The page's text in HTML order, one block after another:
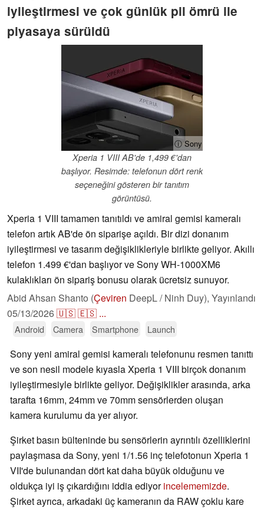
iyileştirmesi ve çok günlük pil ömrü ile
piyasaya sürüldü
ⓘ Sony
Xperia 1 VIII AB'de 1,499 €'dan
başlıyor. Resimde: telefonun dört renk
seçeneğini gösteren bir tanıtım
görüntüsü.
Xperia 1 VIII tamamen tanıtıldı ve amiral gemisi kameralı
telefon artık AB'de ön siparişe açıldı. Bir dizi donanım
iyileştirmesi ve tasarım değişiklikleriyle birlikte geliyor. Akıllı
telefon 1.499 €'dan başlıyor ve Sony WH-1000XM6
kulaklıkları ön sipariş bonusu olarak ücretsiz sunuyor.
Abid Ahsan Shanto (Çeviren DeepL / Ninh Duy), Yayınlandı
05/13/2026🇺🇸🇪🇸 ...
Android Camera Smartphone Launch
Sony yeni amiral gemisi kameralı telefonunu resmen tanıttı
ve son nesil modele kıyasla Xperia 1 VIII birçok donanım
iyileştirmesiyle birlikte geliyor. Değişiklikler arasında, arka
tarafta 16mm, 24mm ve 70mm sensörlerden oluşan
kamera kurulumu da yer alıyor.
Şirket basın bülteninde bu sensörlerin ayrıntılı özelliklerini
paylaşmasa da Sony, yeni 1/1.56 inç telefotonun Xperia 1
VII'de bulunandan dört kat daha büyük olduğunu ve
oldukça iyi iş çıkardığını iddia ediyorincelememizde.
Şirket ayrıca, arkadaki üç kameranın da RAW çoklu kare